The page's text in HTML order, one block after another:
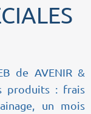
de AVENIR &
produits : frais
un mois